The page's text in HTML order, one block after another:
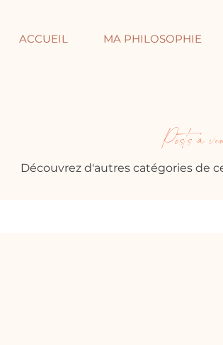
ACCUEIL MA PHILOSOPHIE
Posts à
Découvrez d'autres catégories de